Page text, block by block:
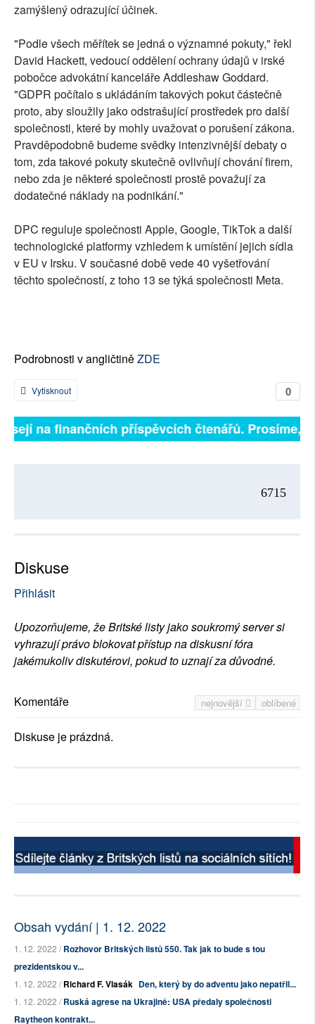
zamýšlený odrazující účinek.
"Podle všech měřítek se jedná o významné pokuty," řekl
David Hackett, vedoucí oddělení ochrany údajů v irské
pobočce advokátní kanceláře Addleshaw Goddard.
"GDPR počítalo s ukládáním takových pokut částečně
proto, aby sloužily jako odstrašující prostředek pro další
společnosti, které by mohly uvažovat o porušení zákona.
Pravděpodobně budeme svědky intenzivnější debaty o
tom, zda takové pokuty skutečně ovlivňují chování firem,
nebo zda je některé společnosti prostě považují za
dodatečné náklady na podnikání."
DPC reguluje společnosti Apple, Google, TikTok a další
technologické platformy vzhledem k umístění jejich sídla
v EU v Irsku. V současné době vede 40 vyšetřování
těchto společností, z toho 13 se týká společnosti Meta.
Podrobnosti v angličtiněZDE
0
Vytisknout
na finančních příspěvcích čtenářů. Prosíme,
6715
Diskuse
Přihlásit
Upozorňujeme, že Britské listy jako soukromý server si
vyhrazují právo blokovat přístup na diskusní fóra
jakémukoliv diskutérovi, pokud to uznají za důvodné.
nejnovější oblíbené
Komentáře
Diskuse je prázdná.
Obsah vydání | 1. 12. 2022
1. 12. 2022 /Rozhovor Britských listů 550. Tak jak to bude s tou
prezidentskou v...
1. 12. 2022 /Richard F. Vlasák Den, který by do adventu jako nepatřil...
1. 12. 2022 /Ruská agrese na Ukrajině: USA předaly společnosti
Raytheon kontrakt...